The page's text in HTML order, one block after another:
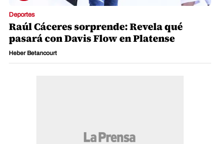
Deportes
Raúl Cáceres sorprende: Revela qué
pasará con Davis Flow en Platense
Heber Betancourt